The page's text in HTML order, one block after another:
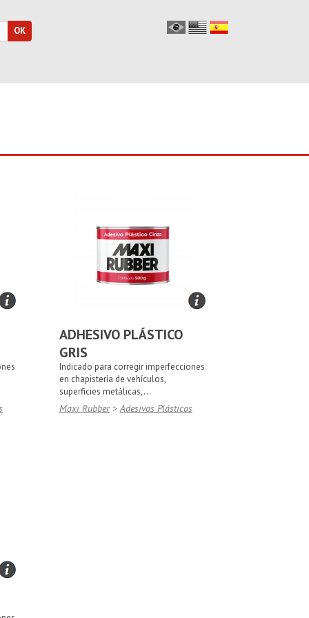
ADHESIVO PLÁSTICO
GRIS
Indicado para corregir imperfecciones
en chapistería de vehículos,
superficies metálicas,...
Maxi Rubber > Adesivos Plásticos